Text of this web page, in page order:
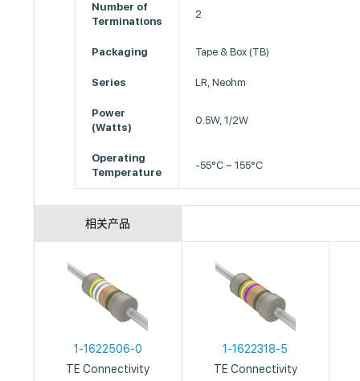
Number of
Terminations
2
Packaging Tape & Box (TB)
Series LR, Neohm
Power
(Watts)
0.5W, 1/2W
Operating
Temperature
-55°C ~ 155°C
相关产品
1-1622506-0
TE Connectivity
1-1622318-5
TE Connectivity